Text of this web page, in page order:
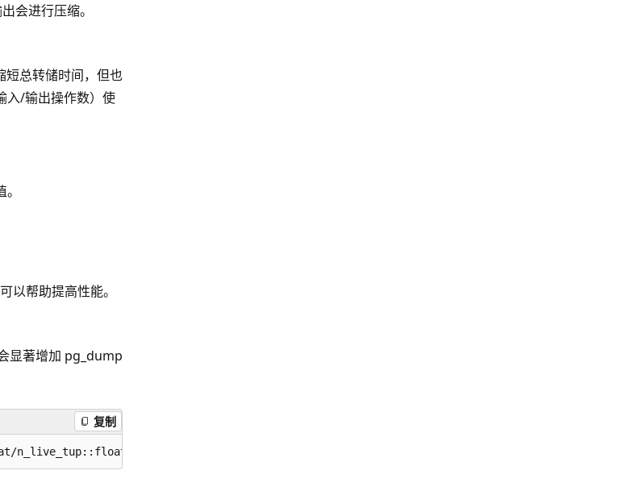
会进行压缩。
短总转储时间，但也
入/输出操作数）使
。
以帮助提高性能。
显著增加 pg_dump
复制